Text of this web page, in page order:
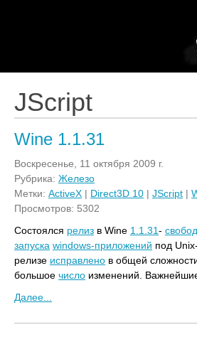
JScript
Wine 1.1.31
Воскресенье, 11 октября 2009 г.
Рубрика: Железо
Метки: ActiveX | Direct3D 10 | JScript |
Просмотров: 5302
Состоялся релиз в Wine 1.1.31-
запуска windows-приложений под
релизе исправлено в общей
большое число изменений.
Далее...